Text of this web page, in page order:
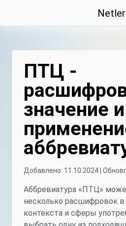
ПТЦ -
значение и
Добавлено: 11.10.2024 |
Аббревиатура «ПТЦ»
несколько расшифровок
контекста и сферы